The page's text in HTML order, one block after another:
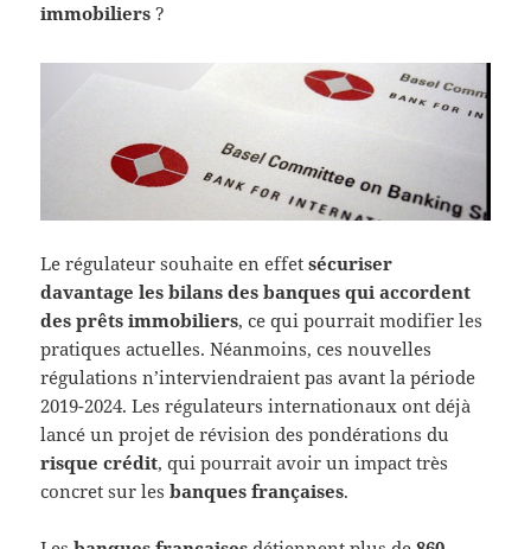
immobiliers ?
Le régulateur souhaite en effetsécuriser
davantage les bilans des banques qui accordent
des prêts immobiliers, ce qui pourrait modifier les
pratiques actuelles. Néanmoins, ces nouvelles
régulations n’interviendraient pas avant la période
2019-2024. Les régulateurs internationaux ont déjà
lancé un projet de révision des pondérations du
risque crédit, qui pourrait avoir un impact très
concret sur lesbanques françaises.